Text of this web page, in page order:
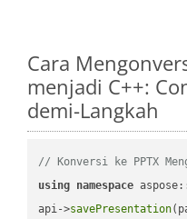
Cara
menjadi C++:
demi-Langkah
// Konversi ke PPTX
using namespace
api->savePresentation